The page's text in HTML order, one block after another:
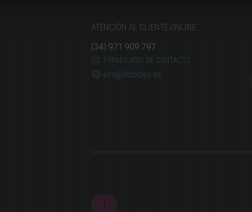
ATENCIÓN AL CLIENTE ONLINE
(34) 971 909 797
FORMULARIO DE CONTACTO
info@ihobbies.es